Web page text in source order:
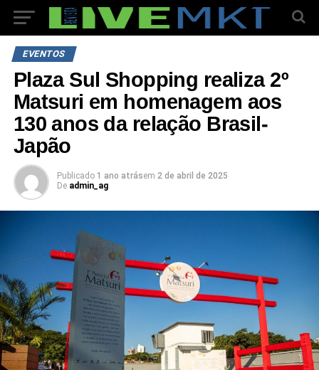
EVENTOS
Plaza Sul Shopping realiza 2º
Matsuri em homenagem aos
130 anos da relação Brasil-
Japão
Publicado 1 ano atrásem 2 de abril de 2025
De admin_ag